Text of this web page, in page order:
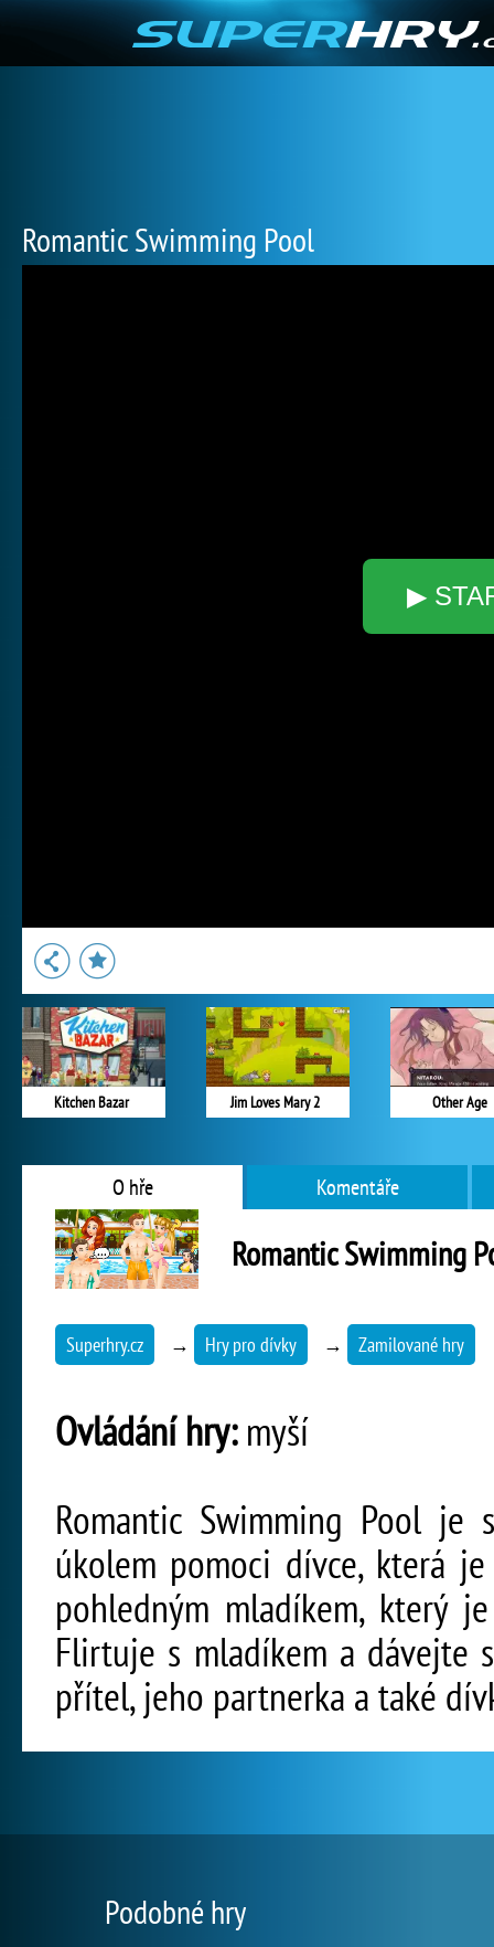
Romantic Swimming Pool
▶
Kitchen Bazar Jim Loves Mary 2 Other Age
O hře Komentáře
Romantic Swimming
Superhry.cz → Hry pro dívky → Zamilované hry
Ovládání hry:myší
Romantic Swimming Pool
úkolem pomoci dívce, která
pohledným mladíkem, který
Flirtuje s mladíkem a dávejte
přítel, jeho partnerka a také
Podobné hry